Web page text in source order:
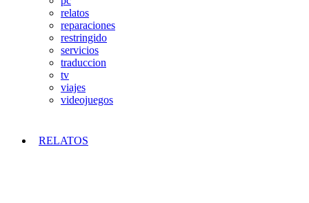
relatos
reparaciones
restringido
servicios
traduccion
tv
viajes
videojuegos
RELATOS